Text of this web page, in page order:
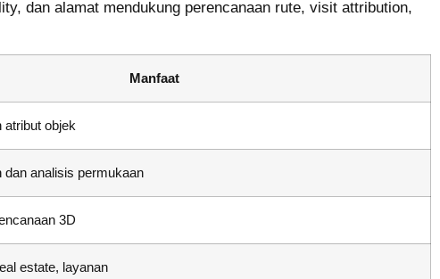
dan alamat mendukung perencanaan rute, visit attribution,
Manfaat
atribut objek
dan analisis permukaan
3D
estate, layanan